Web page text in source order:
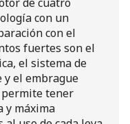
con un
con el
fuertes son el
el sistema de
y el embrague
permite tener
y máxima